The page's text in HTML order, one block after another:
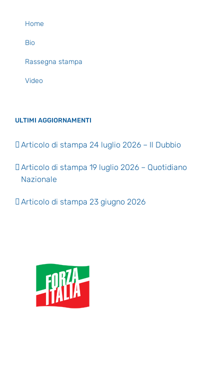
Home
Bio
Rassegna stampa
Video
ULTIMI AGGIORNAMENTI
Articolo di stampa 24 luglio 2026 – Il Dubbio
Articolo di stampa 19 luglio 2026 – Quotidiano
Nazionale
Articolo di stampa 23 giugno 2026